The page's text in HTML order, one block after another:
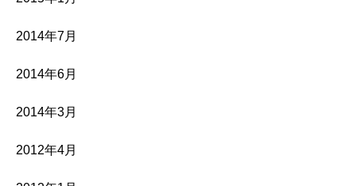
2014年7月
2014年6月
2014年3月
2012年4月